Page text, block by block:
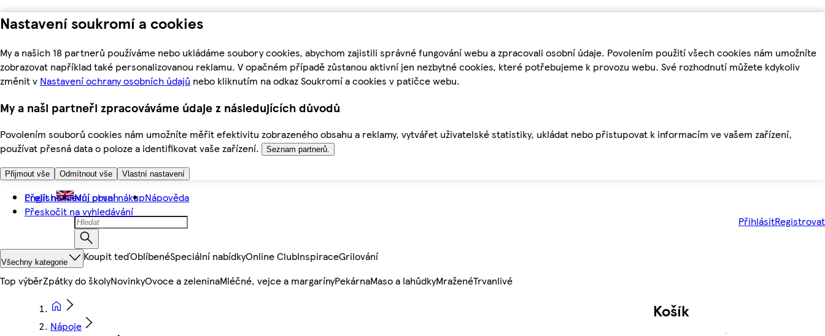
Nastavení soukromí a cookies
My a našich 18 partnerů používáme nebo ukládáme soubory cookies, abychom zajistili správné fungování webu a zpracovali osobní údaje. Povolením použití všech cookies nám umožníte
zobrazovat například také personalizovanou reklamu. V opačném případě zůstanou aktivní jen nezbytné cookies, které potřebujeme k provozu webu. Své rozhodnutí můžete kdykoliv
změnit v Nastavení ochrany osobních údajů nebo kliknutím na odkaz Soukromí a cookies v patičce webu.
My a naši partneři zpracováváme údaje z následujících důvodů
Povolením souborů cookies nám umožníte měřit efektivitu zobrazeného obsahu a reklamy, vytvářet uživatelské statistiky, ukládat nebo přistupovat k informacím ve vašem zařízení,
používat přesná data o poloze a identifikovat vaše zařízení.
Seznam partnerů.
Přijmout vše Odmítnout vše Vlastní nastavení
Přejít na hlavní obsah
Přeskočit na vyhledávání
English Můj první nákupNápověda
PřihlásitRegistrovat
Všechny kategorie Koupit teďOblíbenéSpeciální nabídkyOnline ClubInspiraceGrilování
Top výběrZpátky do školyNovinkyOvoce a zeleninaMléčné, vejce a margarínyPekárnaMaso a lahůdkyMraženéTrvanlivé
Nápoje
Košík